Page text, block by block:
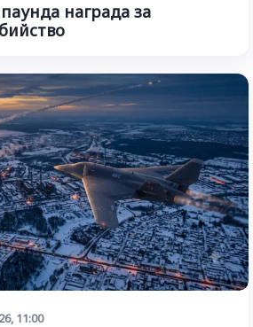
награда за
11:00